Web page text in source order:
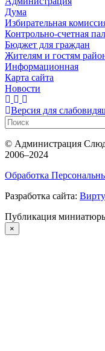
Дума
Избирательная
Контрольно-счетная
Бюджет для граждан
Жителям и гостям
Информационная
Карта сайта
Новости
Версия для
© Администрация
2006–2024
Обработка
Разработка сайта:
Публикация
×